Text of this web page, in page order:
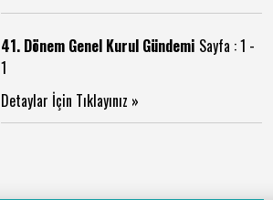
41. Dönem Genel Kurul Gündemi Sayfa : 1 -
1
Detaylar İçin Tıklayınız »